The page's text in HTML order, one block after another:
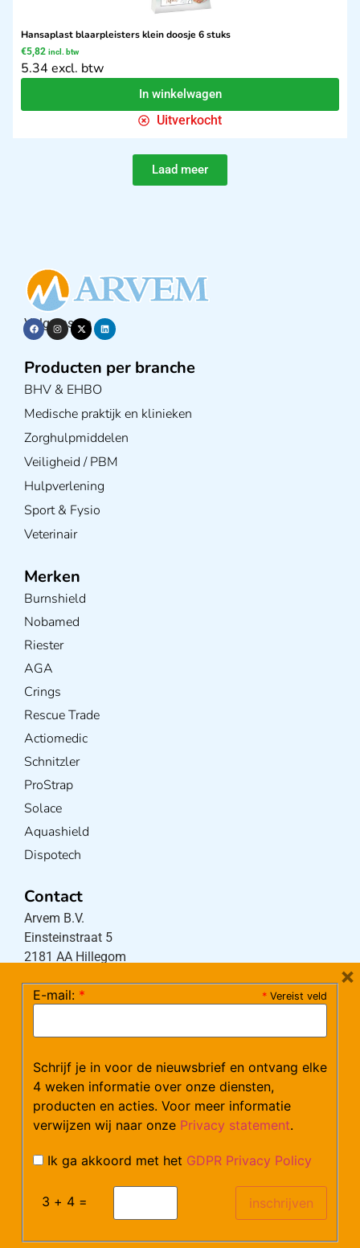
Hansaplast blaarpleisters klein doosje 6 stuks
€5,82 incl. btw
5.34 excl. btw
In winkelwagen
Uitverkocht
Laad meer
Volg ons op
Producten per branche
BHV & EHBO
Medische praktijk en klinieken
Zorghulpmiddelen
Veiligheid / PBM
Hulpverlening
Sport & Fysio
Veterinair
Merken
Burnshield
Nobamed
Riester
AGA
Crings
Rescue Trade
Actiomedic
Schnitzler
ProStrap
Solace
Aquashield
Dispotech
Contact
Arvem B.V.
Einsteinstraat 5
2181 AA Hillegom
(maandag – donderdag 08:30-17:15 uur / vrijdag
Mail:klantenservice@arvem.nl
Werken bij Arvem?
Verzendkosten en LeveringAlgemene voorwaarden
* Vereist veld
E-mail: *
Schrijf je in voor de nieuwsbrief en ontvang elke
4 weken informatie over onze diensten,
producten en acties. Voor meer informatie
verwijzen wij naar onze Privacy statement.
Ik ga akkoord met het GDPR Privacy Policy
3 + 4 =
×